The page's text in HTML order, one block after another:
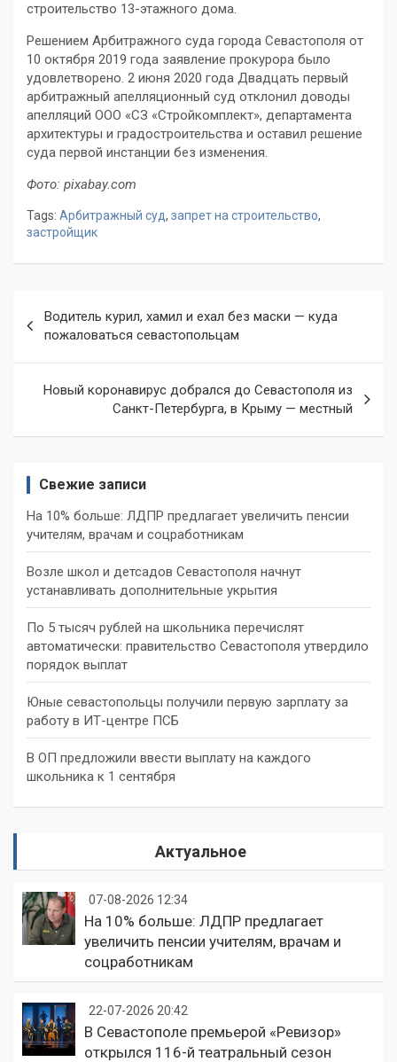
строительство 13-этажного дома.
Решением Арбитражного суда города Севастополя от
10 октября 2019 года заявление прокурора было
удовлетворено. 2 июня 2020 года Двадцать первый
арбитражный апелляционный суд отклонил доводы
апелляций ООО «СЗ «Стройкомплект», департамента
архитектуры и градостроительства и оставил решение
суда первой инстанции без изменения.
Фото: pixabay.com
Tags: Арбитражный суд, запрет на строительство,
застройщик
по
записям
Водитель курил, хамил и ехал без маски — куда
пожаловаться севастопольцам
Новый коронавирус добрался до Севастополя из
Санкт-Петербурга, в Крыму — местный
Свежие записи
На 10% больше: ЛДПР предлагает увеличить пенсии
учителям, врачам и соцработникам
Возле школ и детсадов Севастополя начнут
устанавливать дополнительные укрытия
По 5 тысяч рублей на школьника перечислят
автоматически: правительство Севастополя утвердило
порядок выплат
Юные севастопольцы получили первую зарплату за
работу в ИТ-центре ПСБ
В ОП предложили ввести выплату на каждого
школьника к 1 сентября
Актуальное
07-08-2026 12:34
На 10% больше: ЛДПР предлагает
увеличить пенсии учителям, врачам и
соцработникам
22-07-2026 20:42
В Севастополе премьерой «Ревизор»
открылся 116-й театральный сезон